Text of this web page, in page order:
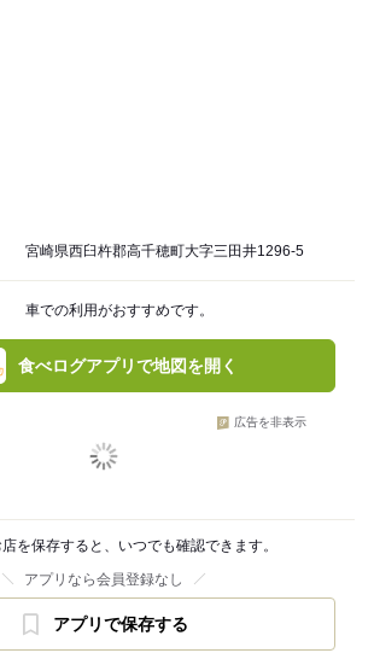
宮崎県西臼杵郡高千穂町大字三田井1296-5
車での利用がおすすめです。
食べログアプリで地図を開く
広告を非表示
を保存すると、いつでも確認できます。
アプリなら会員登録なし
アプリで保存する